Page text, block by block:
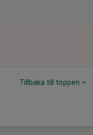
Tillbaka till toppen